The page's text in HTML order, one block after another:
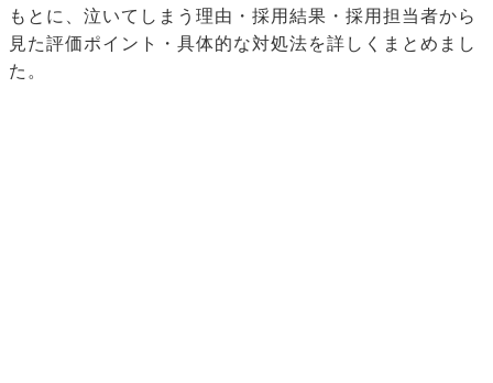
もとに、泣いてしまう理由・採用結果・採用担当者から
見た評価ポイント・具体的な対処法を詳しくまとめまし
た。